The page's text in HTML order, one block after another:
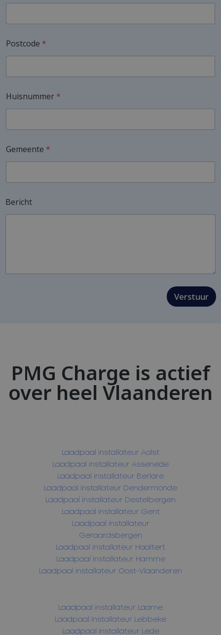
Postcode *
Huisnummer *
Gemeente *
Bericht
Verstuur
PMG Charge is actief
over heel Vlaanderen
Laadpaal installateur Aalst
Laadpaal installateur Assenede
Laadpaal installateur Berlare
Laadpaal installateur Dendermonde
Laadpaal installateur Destelbergen
Laadpaal installateur Gent
Laadpaal installateur
Geraardsbergen
Laadpaal installateur Haaltert
Laadpaal installateur Hamme
Laadpaal installateur Oost-Vlaanderen
Laadpaal installateur Laarne
Laadpaal installateur Lebbeke
Laadpaal installateur Lede